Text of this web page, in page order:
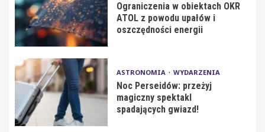
Ograniczenia w obiektach OKR
ATOL z powodu upałów i
oszczędności energii
ASTRONOMIA WYDARZENIA
Noc Perseidów: przeżyj
magiczny spektakl
spadających gwiazd!